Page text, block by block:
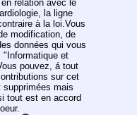
relation avec le
la ligne
à la loi.Vous
modification, de
données qui vous
"Informatique et
pouvez, á tout
sur cet
mais
tout est en accord